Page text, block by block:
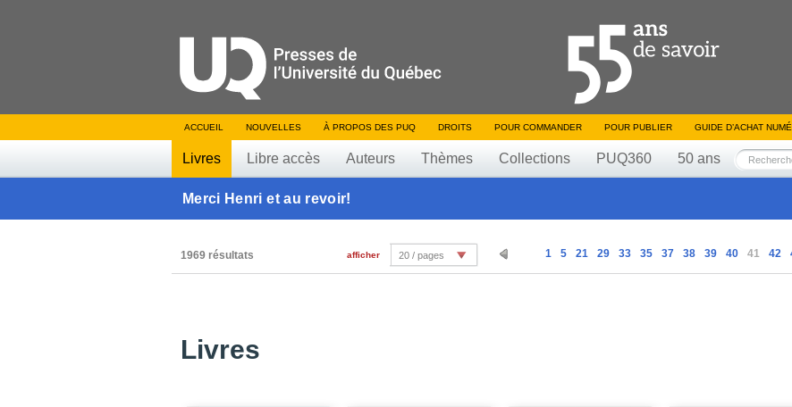
ACCUEIL NOUVELLES À PROPOS DES PUQ DROITS POUR COMMANDER POUR PUBLIER GUIDE D’ACHAT
Livres Libre accès Auteurs Thèmes Collections PUQ360 50 ans
Merci Henri et au revoir!
1969 résultats 1 5 21 29 33 35 37 38 39 40 41 42
afficher 20 / pages
Livres